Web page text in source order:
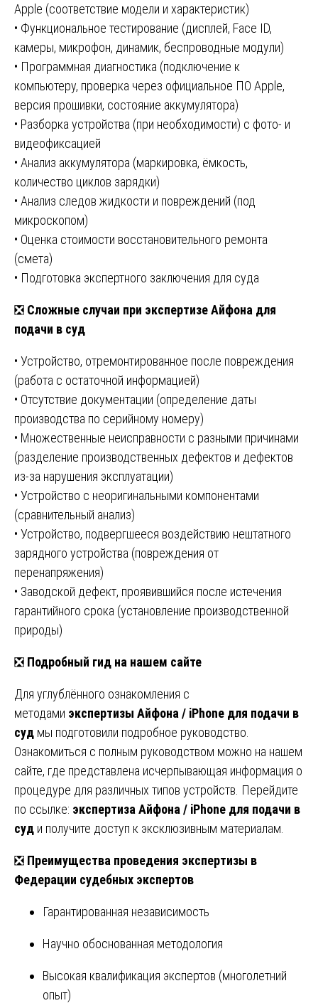
Apple (соответствие модели и характеристик)
• Функциональное тестирование (дисплей, Face ID,
камеры, микрофон, динамик, беспроводные модули)
• Программная диагностика (подключение к
компьютеру, проверка через официальное ПО Apple,
версия прошивки, состояние аккумулятора)
• Разборка устройства (при необходимости) с фото- и
видеофиксацией
• Анализ аккумулятора (маркировка, ёмкость,
количество циклов зарядки)
• Анализ следов жидкости и повреждений (под
микроскопом)
• Оценка стоимости восстановительного ремонта
(смета)
• Подготовка экспертного заключения для суда
❎ Сложные случаи при экспертизе Айфона для
подачи в суд
• Устройство, отремонтированное после повреждения
(работа с остаточной информацией)
• Отсутствие документации (определение даты
производства по серийному номеру)
• Множественные неисправности с разными причинами
(разделение производственных дефектов и дефектов
из-за нарушения эксплуатации)
• Устройство с неоригинальными компонентами
(сравнительный анализ)
• Устройство, подвергшееся воздействию нештатного
зарядного устройства (повреждения от
перенапряжения)
• Заводской дефект, проявившийся после истечения
гарантийного срока (установление производственной
природы)
❎ Подробный гид на нашем сайте
Для углублённого ознакомления с
методами экспертизы Айфона / iPhone для подачи в
суд мы подготовили подробное руководство.
Ознакомиться с полным руководством можно на нашем
сайте, где представлена исчерпывающая информация о
процедуре для различных типов устройств. Перейдите
по ссылке: экспертиза Айфона / iPhone для подачи в
суд и получите доступ к эксклюзивным материалам.
❎ Преимущества проведения экспертизы в
Федерации судебных экспертов
Гарантированная независимость
Научно обоснованная методология
Высокая квалификация экспертов (многолетний
опыт)